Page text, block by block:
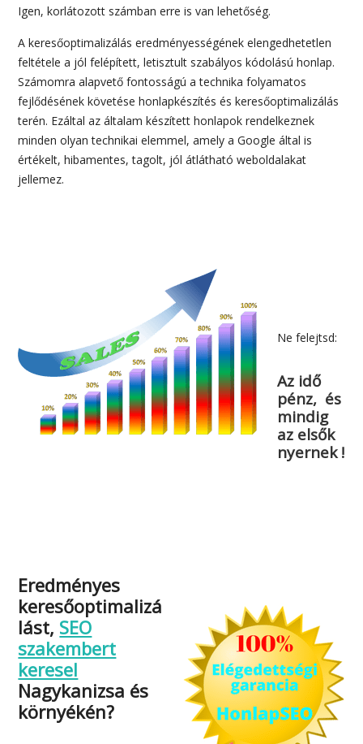
Igen, korlátozott számban erre is van lehetőség.
A keresőoptimalizálás eredményességének elengedhetetlen
feltétele a jól felépített, letisztult szabályos kódolású honlap.
Számomra alapvető fontosságú a technika folyamatos
fejlődésének követése honlapkészítés és keresőoptimalizálás
terén. Ezáltal az általam készített honlapok rendelkeznek
minden olyan technikai elemmel, amely a Google által is
értékelt, hibamentes, tagolt, jól átlátható weboldalakat
jellemez.
Ne felejtsd:
Az idő
pénz, és
mindig
az elsők
nyernek !
Eredményes
keresőoptimalizá
lást, SEO
szakembert
keresel
Nagykanizsa és
környékén?